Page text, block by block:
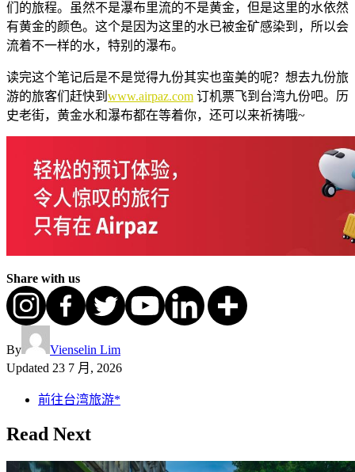
们的旅程。虽然不是瀑布里流的不是黄金，但是这里的水依然
有黄金的颜色。这个是因为这里的水已被金矿感染到，所以会
流着不一样的水，特别的瀑布。
读完这个笔记后是不是觉得九份其实也蛮美的呢？想去九份旅
游的旅客们赶快到 www.airpaz.com 订机票飞到台湾九份吧。历
史老街，黄金水和瀑布都在等着你，还可以来祈祷哦~
Share with us
By
Vienselin Lim
Updated 23 7 月, 2026
前往台湾旅游*
Read Next